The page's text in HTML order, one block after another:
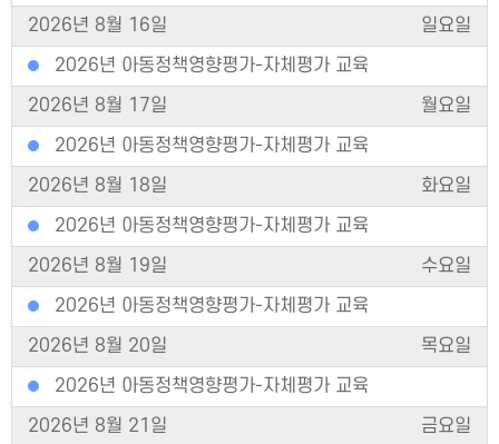
2026년 8월 16일
일요일
2026년 아동정책영향평가-자체평가 교육
2026년 8월 17일
월요일
2026년 아동정책영향평가-자체평가 교육
2026년 8월 18일
화요일
2026년 아동정책영향평가-자체평가 교육
2026년 8월 19일
수요일
2026년 아동정책영향평가-자체평가 교육
2026년 8월 20일
목요일
2026년 아동정책영향평가-자체평가 교육
2026년 8월 21일
금요일